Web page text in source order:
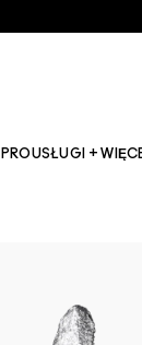
PROUSŁUGI +